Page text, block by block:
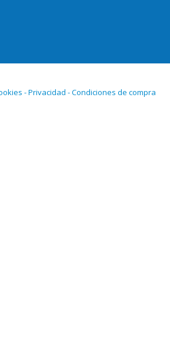
- Privacidad - Condiciones de compra